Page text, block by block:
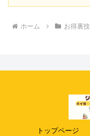
ホーム お得裏技
トップページ